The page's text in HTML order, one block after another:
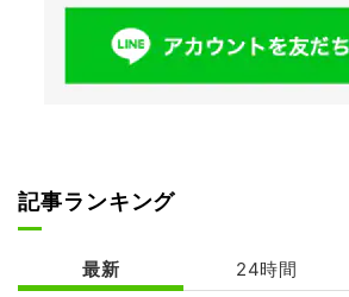
記事ランキング
最新 24時間